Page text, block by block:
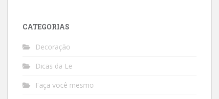
CATEGORIAS
Decoração
Dicas da Le
Faça você mesmo